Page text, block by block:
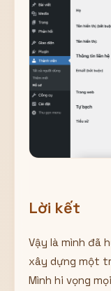
Lời kết
Vậy là mình đã
xây dựng một
Mình hi vọng